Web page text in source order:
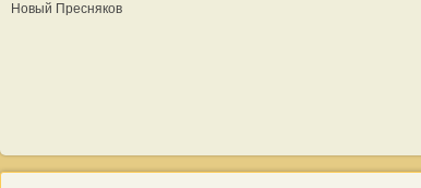
Новый Пресняков